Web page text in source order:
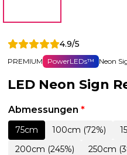
4.9/5
PREMIUM PowerLEDs™ Neon
LED Neon Sign
Abmessungen *
75cm 100cm (72%)
200cm (245%)
250cm